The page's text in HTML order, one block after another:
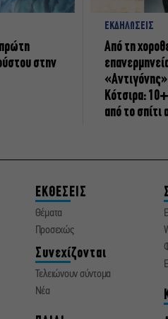
στην
ΕΚΔΗΛΩΣΕΙΣ
Από τη
Κότσιρα:
από το
ΕΚΘΕΣΕΙΣ
Θέματα
Προσεχώς
Συνεχίζονται
Τελειώνουν σύντομα
Νέα